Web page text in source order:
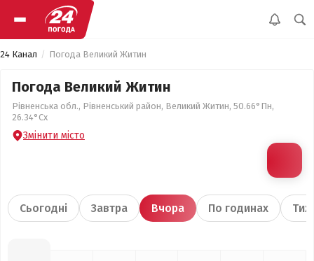
24 Канал Погода Великий Житин
Погода Великий Житин
Рівненська обл., Рівненський район, Великий Житин, 50.66°Пн,
26.34°Сх
Змінити місто
Сьогодні Завтра Вчора По годинах